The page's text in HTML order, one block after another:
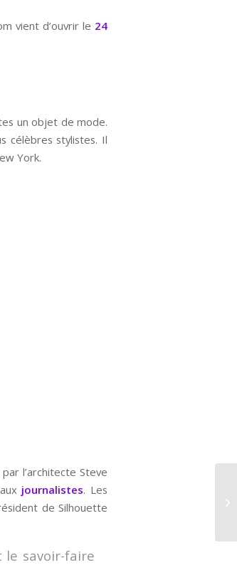
vient d’ouvrir le 24
un objet de mode.
célèbres stylistes. Il
York.
l’architecte Steve
journalistes. Les
de Silhouette
le savoir-faire